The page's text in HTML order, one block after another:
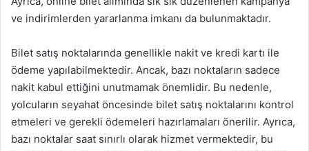
ve indirimlerden yararlanma imkanı da bulunmaktadır.
Bilet satış noktalarında genellikle nakit ve kredi kartı ile
ödeme yapılabilmektedir. Ancak, bazı noktaların sadece
nakit kabul ettiğini unutmamak önemlidir. Bu nedenle,
yolcuların seyahat öncesinde bilet satış noktalarını kontrol
etmeleri ve gerekli ödemeleri hazırlamaları önerilir. Ayrıca,
bazı noktalar saat sınırlı olarak hizmet vermektedir, bu